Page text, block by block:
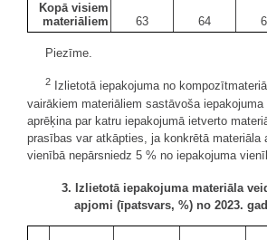
Kopā visiem
materiāliem
63 64
Piezīme.
2
Izlietotā iepakojuma no
vairākiem materiāliem sastāvoša
aprēķina par katru iepakojumā ietverto
prasības var atkāpties, ja konkrētā materiāla
vienībā nepārsniedz 5 % no iepakojuma
3. Izlietotā iepakojuma materiāla
apjomi (īpatsvars, %) no 2023.